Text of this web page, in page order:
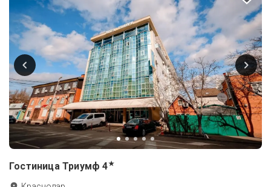
Гостиница Триумф 4★